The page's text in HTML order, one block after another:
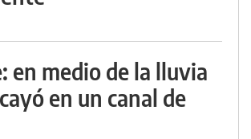
en medio de la lluvia
en un canal de